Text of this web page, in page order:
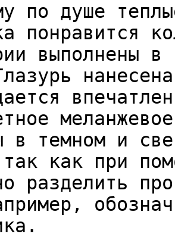
по душе
понравится
выполнены в
в темном и
как при
разделить